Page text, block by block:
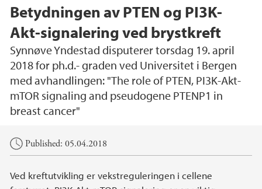
Betydningen av PTEN og PI3K-
Akt-signalering ved brystkreft
Synnøve Yndestad disputerer torsdag 19. april
2018 for ph.d.- graden ved Universitet i Bergen
med avhandlingen: "The role of PTEN, PI3K-Akt-
mTOR signaling and pseudogene PTENP1 in
breast cancer"
Main content
Published: 05.04.2018
Ved kreftutvikling er vekstreguleringen i cellene